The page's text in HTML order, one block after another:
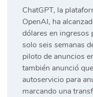
ChatGPT, la
OpenAI, ha
dólares en ingresos
solo seis semanas
piloto de anuncios
también anunció
autoservicio para
marcando una